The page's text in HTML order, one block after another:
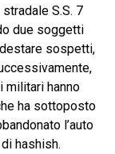
S.S. 7
due soggetti
sospetti,
militari hanno
ha sottoposto
l’auto
hashish.